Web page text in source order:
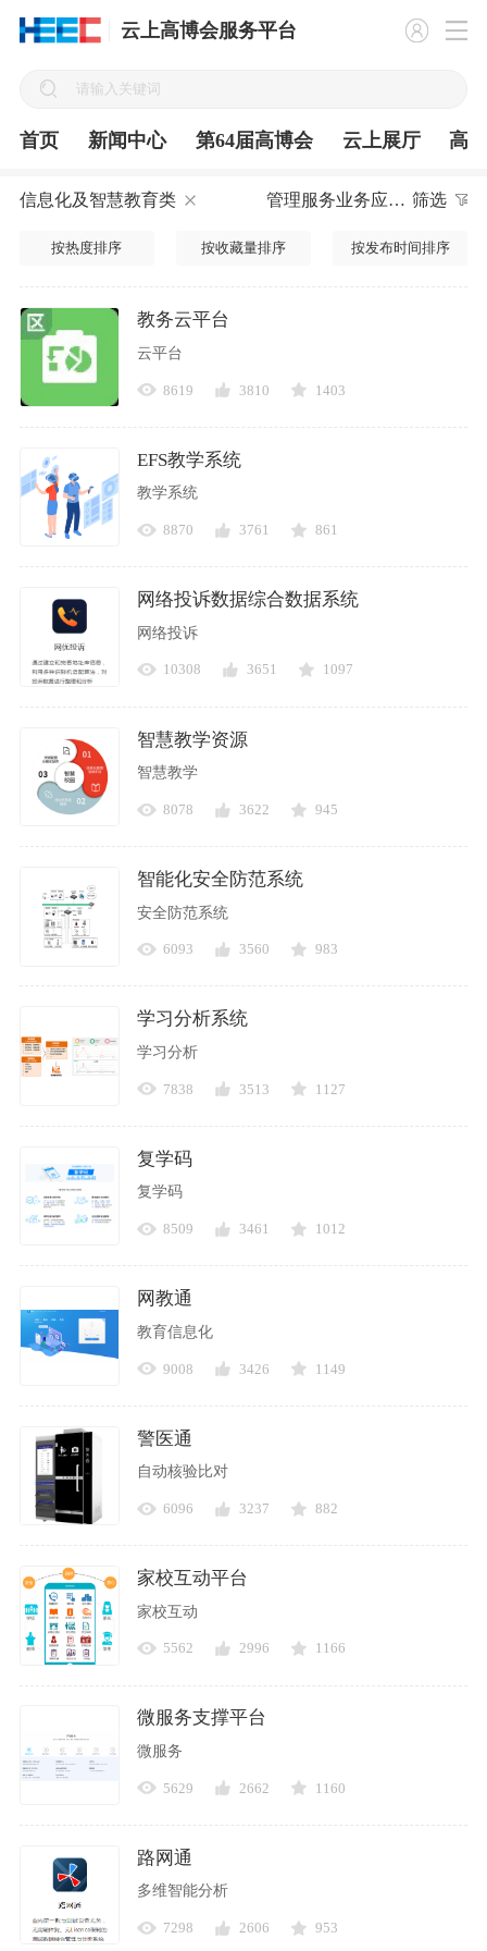
云上高博会服务平台
首页 新闻中心 第64届高博会 云上展厅 高
信息化及智慧教育类 管理服务业务应用系统 筛选
按热度排序 按收藏量排序 按发布时间排序
教务云平台
云平台
8619 3810 1403
EFS教学系统
教学系统
8870 3761 861
网络投诉数据综合数据系统
网络投诉
10308 3651 1097
智慧教学资源
智慧教学
8078 3622 945
智能化安全防范系统
安全防范系统
6093 3560 983
学习分析系统
学习分析
7838 3513 1127
复学码
复学码
8509 3461 1012
网教通
教育信息化
9008 3426 1149
警医通
自动核验比对
6096 3237 882
家校互动平台
家校互动
5562 2996 1166
微服务支撑平台
微服务
5629 2662 1160
路网通
多维智能分析
7298 2606 953